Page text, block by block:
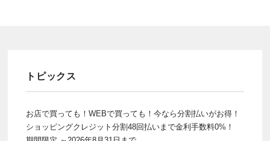
トピックス
お店で買っても！WEBで買っても！今なら分割払いがお得！
ショッピングクレジット分割48回払いまで金利手数料0%！